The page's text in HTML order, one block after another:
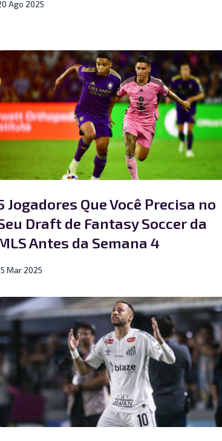
Ago 2025
Jogadores Que Você Precisa no
Draft de Fantasy Soccer da
Antes da Semana 4
Mar 2025